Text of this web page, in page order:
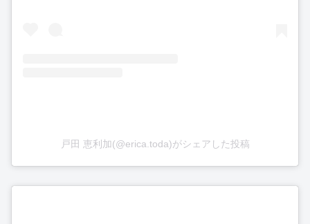
戸田 恵利加(@erica.toda)がシェアした投稿